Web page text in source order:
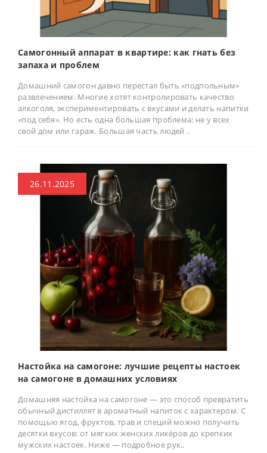
Самогонный аппарат в квартире: как гнать без
запаха и проблем
Домашний самогон давно перестал быть «подпольным»
развлечением. Многие хотят контролировать качество
алкоголя, экспериментировать с вкусами и делать напитки
«под себя». Но есть одна большая проблема: не у всех
свой дом или гараж. Большая часть людей ..
26.11.2025
Настойка на самогоне: лучшие рецепты настоек
на самогоне в домашних условиях
Домашняя настойка на самогоне — это способ превратить
обычный дистиллят в ароматный напиток с характером. С
помощью ягод, фруктов, трав и специй можно получить
десятки вкусов: от мягких женских ликёров до крепких
мужских настоек. Ниже — подробное рук..